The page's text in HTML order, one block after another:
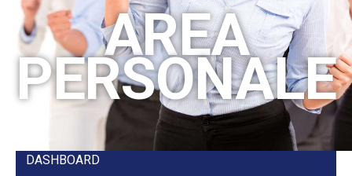
AREA
PERSONALE
DASHBOARD